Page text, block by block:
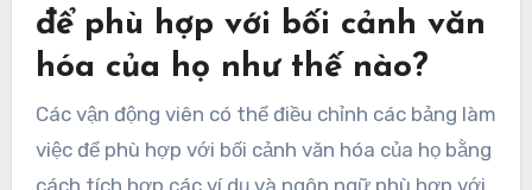
để phù hợp với bối cảnh văn
hóa của họ như thế nào?
Các vận động viên có thể điều chỉnh các bảng làm
việc để phù hợp với bối cảnh văn hóa của họ bằng